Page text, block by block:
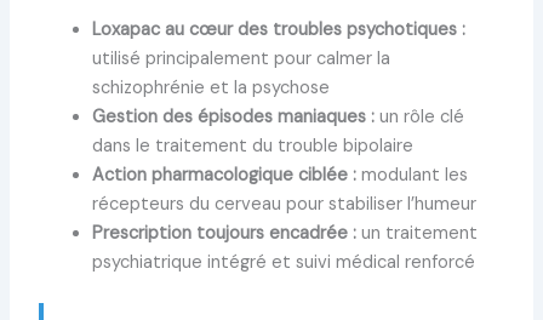
Loxapac au cœur des troubles psychotiques :
utilisé principalement pour calmer la
schizophrénie et la psychose
Gestion des épisodes maniaques :un rôle clé
dans le traitement du trouble bipolaire
Action pharmacologique ciblée :modulant les
récepteurs du cerveau pour stabiliser l’humeur
Prescription toujours encadrée :un traitement
psychiatrique intégré et suivi médical renforcé